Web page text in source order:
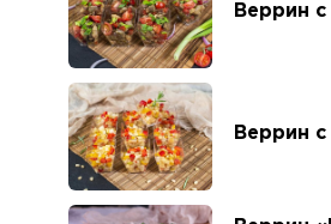
Веррин
Веррин